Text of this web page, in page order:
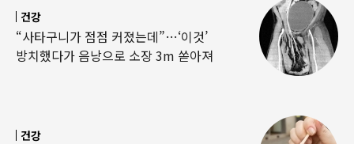
건강
“사타구니가 점점 커졌는데”…‘이것’
방치했다가 음낭으로 소장 3m 쏟아져
건강